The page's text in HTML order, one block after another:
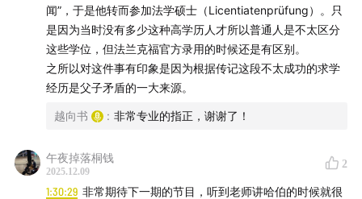
图七：耶拿的蔡司厂（1910年） ↑
闻”，于是他转而参加法学硕士（Licentiatenprüfung）。只
是因为当时没有多少这种高学历人才所以普通人是不太区分
这些学位，但法兰克福官方录用的时候还是有区别。
之所以对这件事有印象是因为根据传记这段不太成功的求学
经历是父子矛盾的一大来源。
越向书 : 非常专业的指正，谢谢了！
午夜掉落桐钱
2025.12.09
2
1:30:29 非常期待下一期的节目，听到老师讲哈伯的时候就很